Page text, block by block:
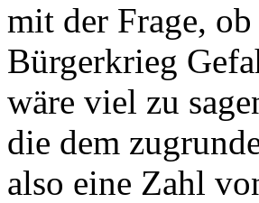
mit der Frage,
Bürgerkrieg
wäre viel zu
die dem
also eine Zahl